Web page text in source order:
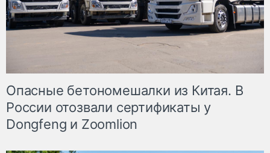
Опасные бетономешалки из Китая. В
России отозвали сертификаты у
Dongfeng и Zoomlion